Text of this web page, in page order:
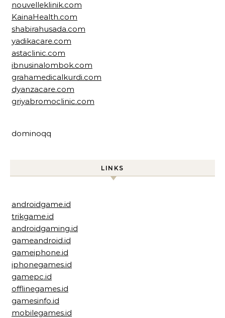
nouvelleklinik.com
KainaHealth.com
shabirahusada.com
yadikacare.com
astaclinic.com
ibnusinalombok.com
grahamedicalkurdi.com
dyanzacare.com
griyabromoclinic.com
dominoqq
LINKS
androidgame.id
trikgame.id
androidgaming.id
gameandroid.id
gameiphone.id
iphonegames.id
gamepc.id
offlinegames.id
gamesinfo.id
mobilegames.id